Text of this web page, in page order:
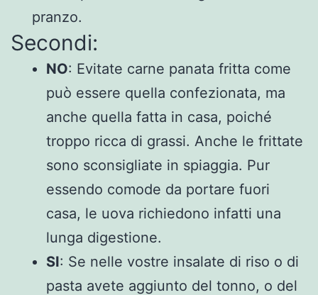
pranzo.
Secondi:
NO: Evitate carne panata fritta come
può essere quella confezionata, ma
anche quella fatta in casa, poiché
troppo ricca di grassi. Anche le frittate
sono sconsigliate in spiaggia. Pur
essendo comode da portare fuori
casa, le uova richiedono infatti una
lunga digestione.
SI: Se nelle vostre insalate di riso o di
pasta avete aggiunto del tonno, o del